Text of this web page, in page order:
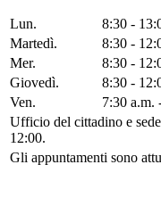
Lun.
8:30 -
Martedì.
8:30 -
Mer.
8:30 -
Giovedì.
8:30 -
Ven.
7:30 a.m.
Ufficio del cittadino e
12:00.
Gli appuntamenti sono